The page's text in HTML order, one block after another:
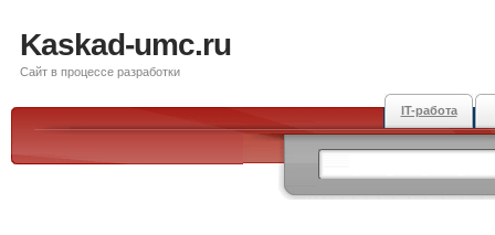
Kaskad-umc.ru
Сайт в процессе разработки
IT-работа